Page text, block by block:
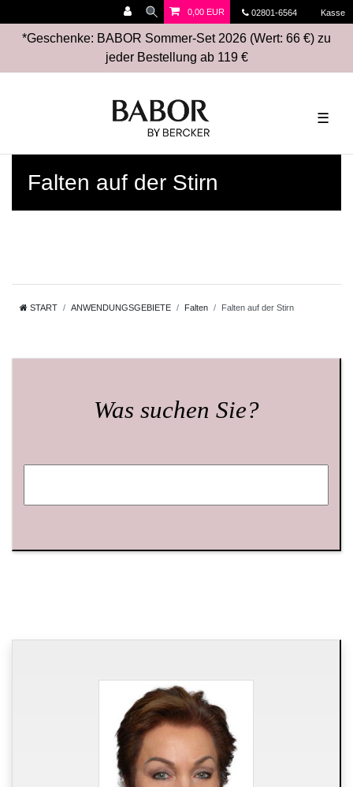
02801-6564 Kasse
0,00 EUR
*Geschenke: BABOR Sommer-Set 2026 (Wert: 66 €) zu
jeder Bestellung ab 119 €
☰
Falten auf der Stirn
START ANWENDUNGSGEBIETE Falten Falten auf der Stirn
Was suchen Sie?